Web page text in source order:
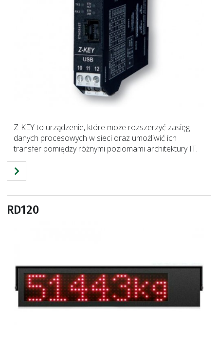
Z-KEY to urządzenie, które może rozszerzyć zasięg
danych procesowych w sieci oraz umożliwić ich
transfer pomiędzy różnymi poziomami architektury IT.
RD120